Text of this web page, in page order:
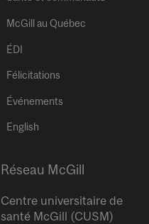
McGill au Québec
ÉDI
Félicitations
Événements
English
Réseau McGill
Centre universitaire de
santé McGill (CUSM)